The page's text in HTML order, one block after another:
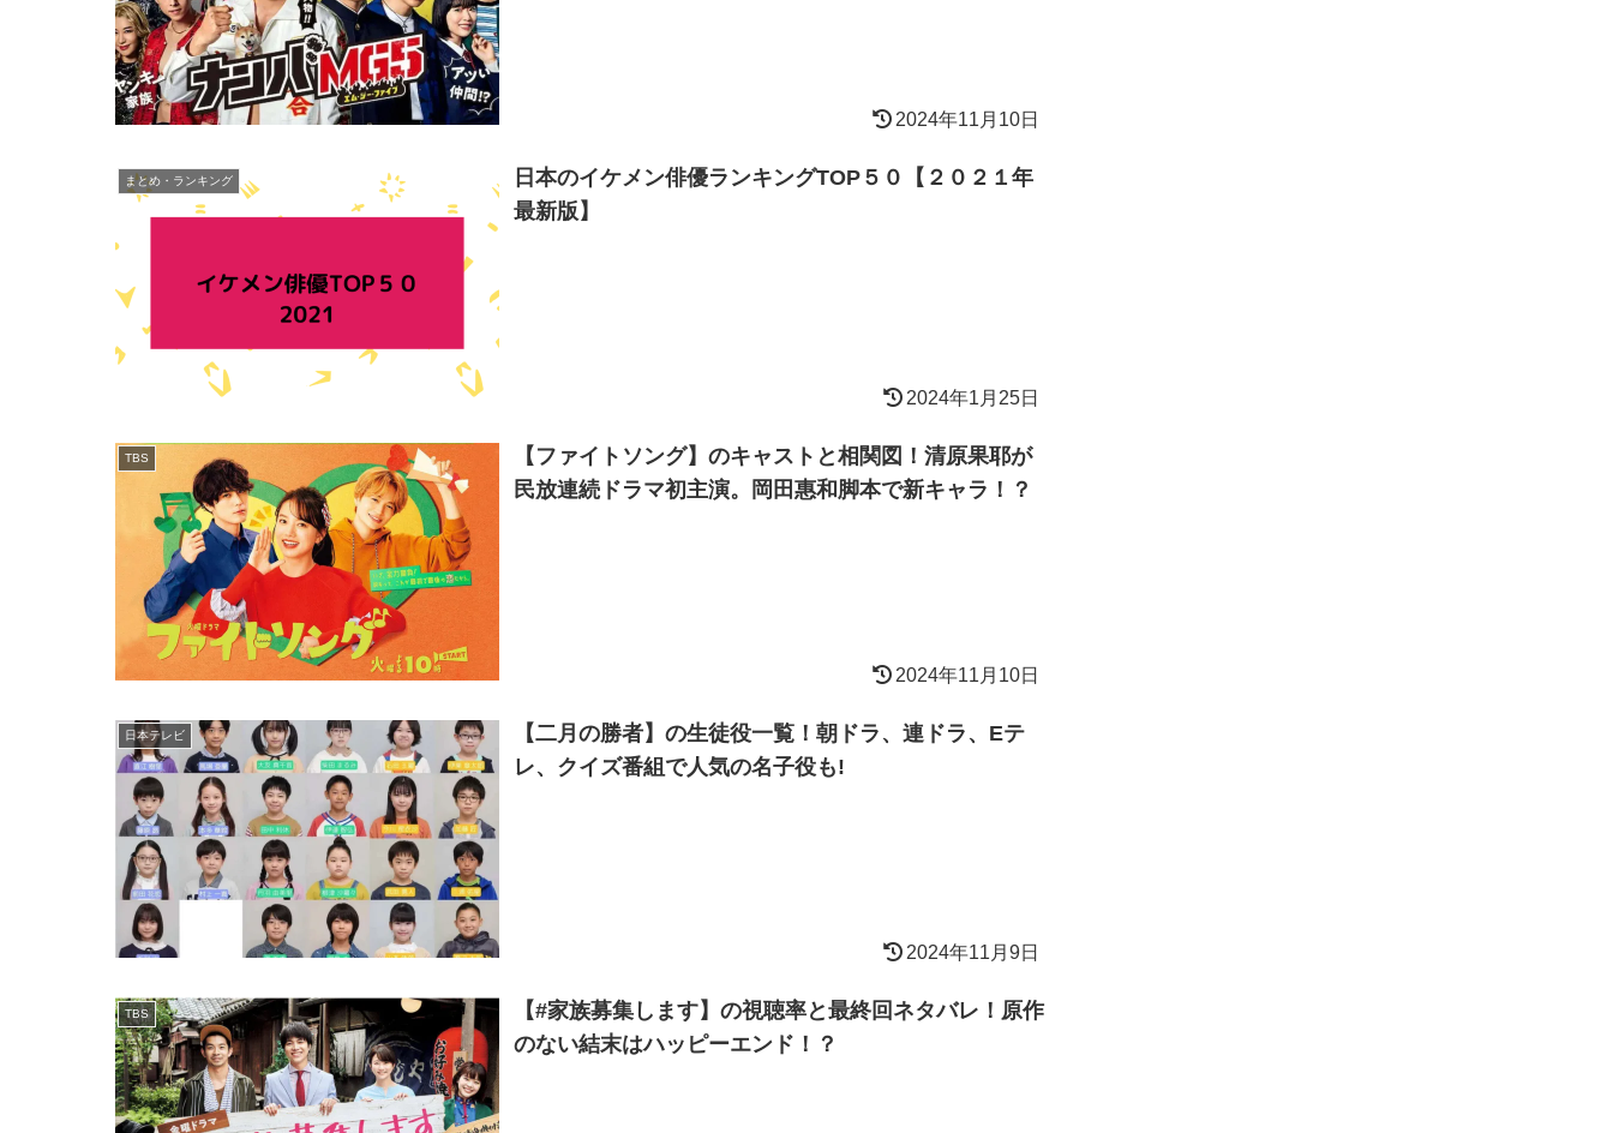
2024年11月10日
まとめ・ランキング
日本のイケメン俳優ランキングTOP５０【２０２１年
最新版】
2024年1月25日
TBS
【ファイトソング】のキャストと相関図！清原果耶が
民放連続ドラマ初主演。岡田惠和脚本で新キャラ！？
2024年11月10日
日本テレビ
【二月の勝者】の生徒役一覧！朝ドラ、連ドラ、Eテ
レ、クイズ番組で人気の名子役も!
2024年11月9日
TBS
【#家族募集します】の視聴率と最終回ネタバレ！原作
のない結末はハッピーエンド！？